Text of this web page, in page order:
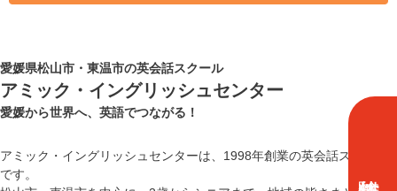
愛媛県松山市・東温市の英会話スクール
アミック・イングリッシュセンター
愛媛から世界へ、英語でつながる！
アミック・イングリッシュセンターは、1998年創業の英会話スクール
です。